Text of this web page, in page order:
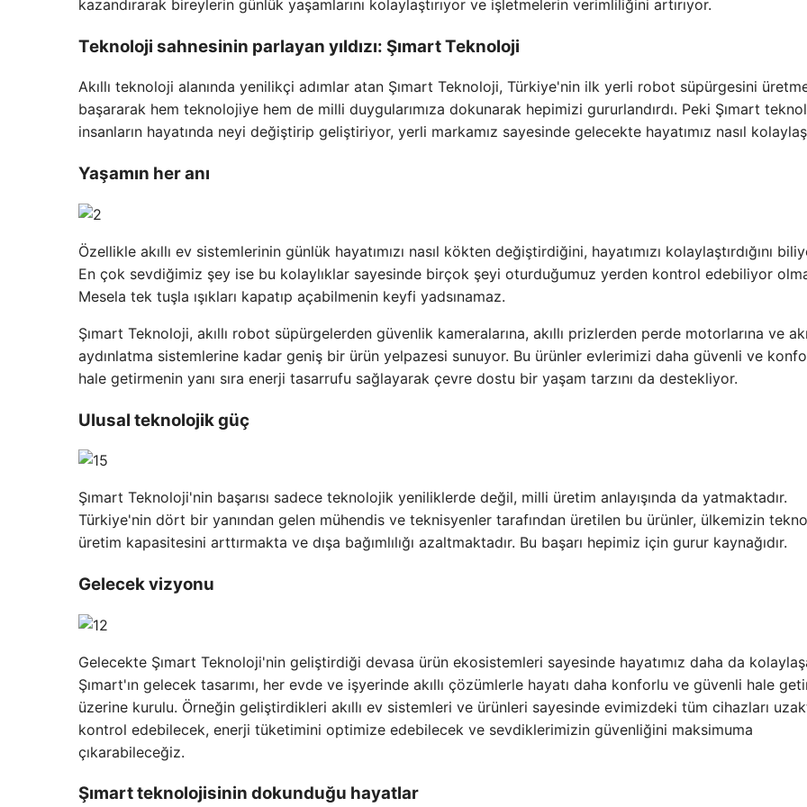
kazandırarak bireylerin günlük yaşamlarını kolaylaştırıyor ve işletmelerin verimliliğini artırıyor.
Teknoloji sahnesinin parlayan yıldızı: Şımart Teknoloji
Akıllı teknoloji alanında yenilikçi adımlar atan Şımart Teknoloji, Türkiye'nin ilk yerli robot süpürgesini
başararak hem teknolojiye hem de milli duygularımıza dokunarak hepimizi gururlandırdı. Peki Şımart
insanların hayatında neyi değiştirip geliştiriyor, yerli markamız sayesinde gelecekte hayatımız nasıl
Yaşamın her anı
Özellikle akıllı ev sistemlerinin günlük hayatımızı nasıl kökten değiştirdiğini, hayatımızı kolaylaştırdığını
En çok sevdiğimiz şey ise bu kolaylıklar sayesinde birçok şeyi oturduğumuz yerden kontrol edebiliyor
Mesela tek tuşla ışıkları kapatıp açabilmenin keyfi yadsınamaz.
Şımart Teknoloji, akıllı robot süpürgelerden güvenlik kameralarına, akıllı prizlerden perde motorlarına ve
aydınlatma sistemlerine kadar geniş bir ürün yelpazesi sunuyor. Bu ürünler evlerimizi daha güvenli ve
hale getirmenin yanı sıra enerji tasarrufu sağlayarak çevre dostu bir yaşam tarzını da destekliyor.
Ulusal teknolojik güç
Şımart Teknoloji'nin başarısı sadece teknolojik yeniliklerde değil, milli üretim anlayışında da yatmaktadır.
Türkiye'nin dört bir yanından gelen mühendis ve teknisyenler tarafından üretilen bu ürünler, ülkemizin
üretim kapasitesini arttırmakta ve dışa bağımlılığı azaltmaktadır. Bu başarı hepimiz için gurur kaynağıdır.
Gelecek vizyonu
Gelecekte Şımart Teknoloji'nin geliştirdiği devasa ürün ekosistemleri sayesinde hayatımız daha da
Şımart'ın gelecek tasarımı, her evde ve işyerinde akıllı çözümlerle hayatı daha konforlu ve güvenli hale
üzerine kurulu. Örneğin geliştirdikleri akıllı ev sistemleri ve ürünleri sayesinde evimizdeki tüm cihazları
kontrol edebilecek, enerji tüketimini optimize edebilecek ve sevdiklerimizin güvenliğini maksimuma
çıkarabileceğiz.
Şımart teknolojisinin dokunduğu hayatlar